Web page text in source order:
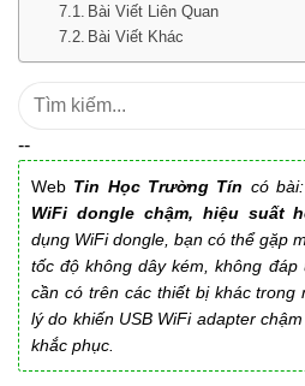
Bài Viết Liên Quan
Bài Viết Khác
Tìm
--
Web Tin Học Trường Tín có
WiFi dongle chậm, hiệu suất
dụng WiFi dongle, bạn có thể gặp
tốc độ không dây kém, không
cần có trên các thiết bị khác trong
lý do khiến USB WiFi adapter
khắc phục.